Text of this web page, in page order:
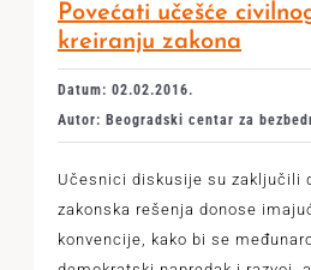
Povećati učešće
kreiranju zakona
Datum: 02.02.2016.
Autor: Beogradski centar za
Učesnici diskusije su zaključili
zakonska rešenja donose
konvencije, kako bi se